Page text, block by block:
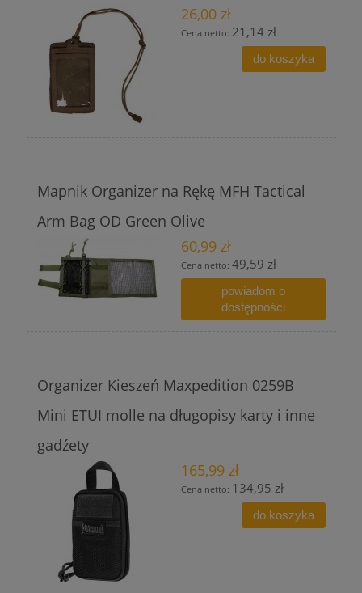
26,00 zł
Cena netto: 21,14 zł
do koszyka
Mapnik Organizer na Rękę MFH Tactical
Arm Bag OD Green Olive
60,99 zł
Cena netto: 49,59 zł
powiadom o
dostępności
Organizer Kieszeń Maxpedition 0259B
Mini ETUI molle na długopisy karty i inne
gadźety
165,99 zł
Cena netto: 134,95 zł
do koszyka